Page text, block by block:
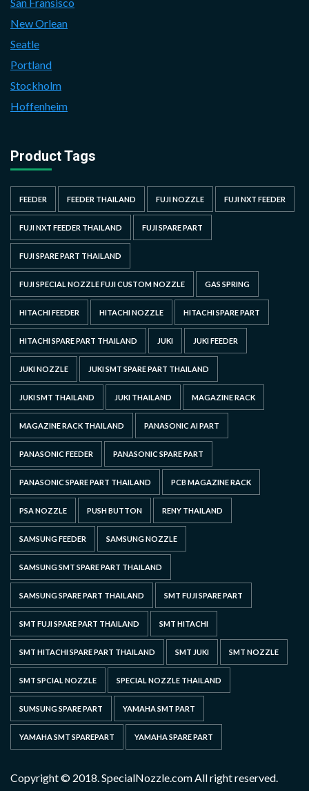
San Fransisco
New Orlean
Seatle
Portland
Stockholm
Hoffenheim
Product Tags
FEEDER FEEDER THAILAND FUJI NOZZLE FUJI NXT FEEDER
FUJI NXT FEEDER THAILAND FUJI SPARE PART
FUJI SPARE PART THAILAND
FUJI SPECIAL NOZZLE FUJI CUSTOM NOZZLE GAS SPRING
HITACHI FEEDER HITACHI NOZZLE HITACHI SPARE PART
HITACHI SPARE PART THAILAND JUKI JUKI FEEDER
JUKI NOZZLE JUKI SMT SPARE PART THAILAND
JUKI SMT THAILAND JUKI THAILAND MAGAZINE RACK
MAGAZINE RACK THAILAND PANASONIC AI PART
PANASONIC FEEDER PANASONIC SPARE PART
PANASONIC SPARE PART THAILAND PCB MAGAZINE RACK
PSA NOZZLE PUSH BUTTON RENY THAILAND
SAMSUNG FEEDER SAMSUNG NOZZLE
SAMSUNG SMT SPARE PART THAILAND
SAMSUNG SPARE PART THAILAND SMT FUJI SPARE PART
SMT FUJI SPARE PART THAILAND SMT HITACHI
SMT HITACHI SPARE PART THAILAND SMT JUKI SMT NOZZLE
SMT SPCIAL NOZZLE SPECIAL NOZZLE THAILAND
SUMSUNG SPARE PART YAMAHA SMT PART
YAMAHA SMT SPAREPART YAMAHA SPARE PART
Copyright © 2018. SpecialNozzle.com All right reserved.